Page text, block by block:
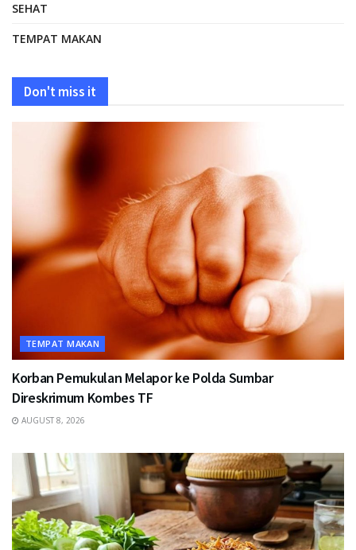
SEHAT
TEMPAT MAKAN
Don't miss it
TEMPAT MAKAN
Korban Pemukulan Melapor ke Polda Sumbar
Direskrimum Kombes TF
AUGUST 8, 2026